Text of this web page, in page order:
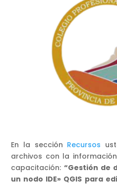
En la sección Recursos
archivos con la
capacitación:“Gestión de
un nodo IDE» QGIS para